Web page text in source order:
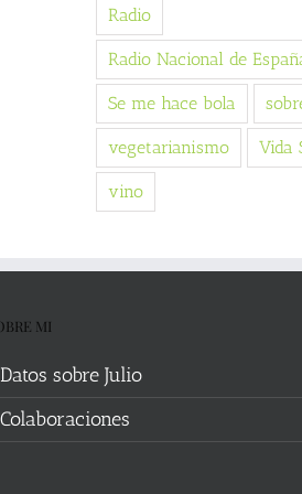
Radio
Radio Nacional de
Se me hace bola
vegetarianismo Vida
vino
MI
Datos sobre Julio
Colaboraciones